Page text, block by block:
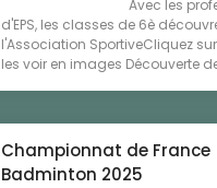
Avec les
d'EPS, les classes de 6è
l'Association SportiveCliquez
les voir en images Découverte
Championnat de France
Badminton 2025